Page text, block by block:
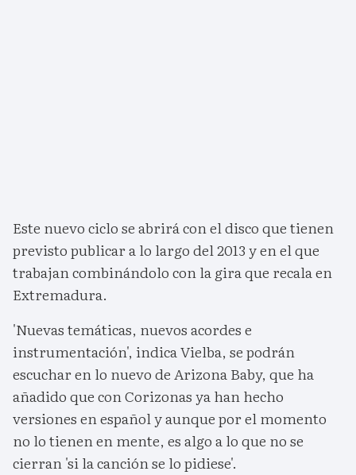
Este nuevo ciclo se abrirá con el disco que tienen
previsto publicar a lo largo del 2013 y en el que
trabajan combinándolo con la gira que recala en
Extremadura.
'Nuevas temáticas, nuevos acordes e
instrumentación', indica Vielba, se podrán
escuchar en lo nuevo de Arizona Baby, que ha
añadido que con Corizonas ya han hecho
versiones en español y aunque por el momento
no lo tienen en mente, es algo a lo que no se
cierran 'si la canción se lo pidiese'.